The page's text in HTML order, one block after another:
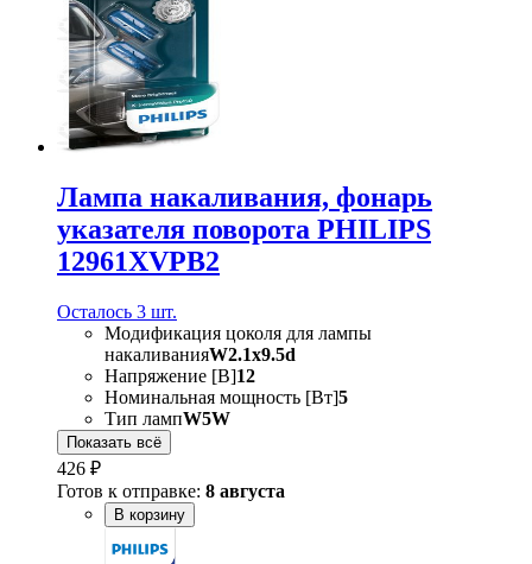
Лампа накаливания, фонарь
указателя поворота PHILIPS
12961XVPB2
Осталось 3 шт.
Модификация цоколя для лампы
накаливанияW2.1x9.5d
Напряжение [В]12
Номинальная мощность [Вт]5
Тип лампW5W
Показать всё
426 ₽
Готов к отправке: 8 августа
В корзину